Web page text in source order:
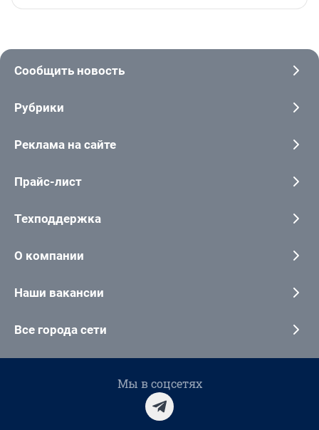
Сообщить новость
Рубрики
Реклама на сайте
Прайс-лист
Техподдержка
О компании
Наши вакансии
Все города сети
Мы в соцсетях